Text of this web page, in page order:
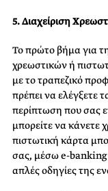
5. Διαχείριση
Το πρώτο βήμα για
χρεωστικών ή
με το τραπεζικό
πρέπει να ελέγξετε
περίπτωση που σας
μπορείτε να κάνετε
πιστωτική κάρτα
σας, μέσω e-
απλές οδηγίες της